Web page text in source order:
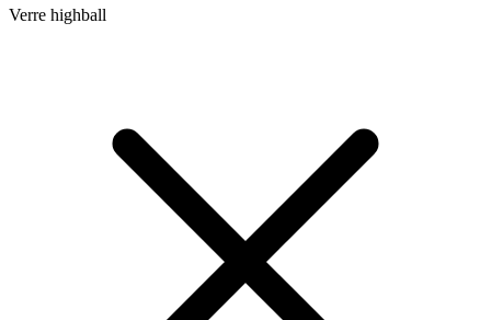
Verre highball